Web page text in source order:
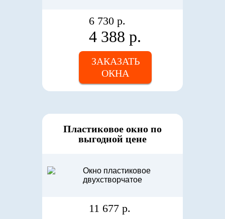
6 730 р.
4 388 р.
ЗАКАЗАТЬ
ОКНА
Пластиковое окно по
выгодной цене
11 677 р.